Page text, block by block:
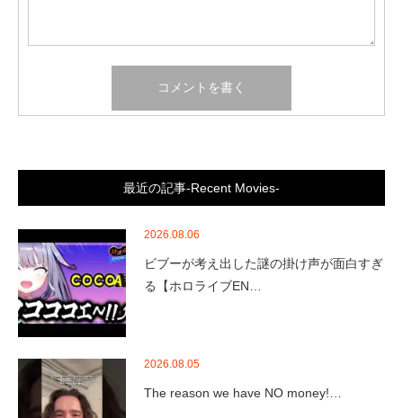
最近の記事-Recent Movies-
2026.08.06
ビブーが考え出した謎の掛け声が面白すぎ
る【ホロライブEN…
2026.08.05
The reason we have NO money!…